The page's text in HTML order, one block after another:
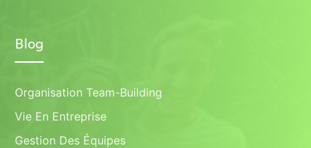
Blog
Organisation Team-Building
Vie En Entreprise
Gestion Des Équipes